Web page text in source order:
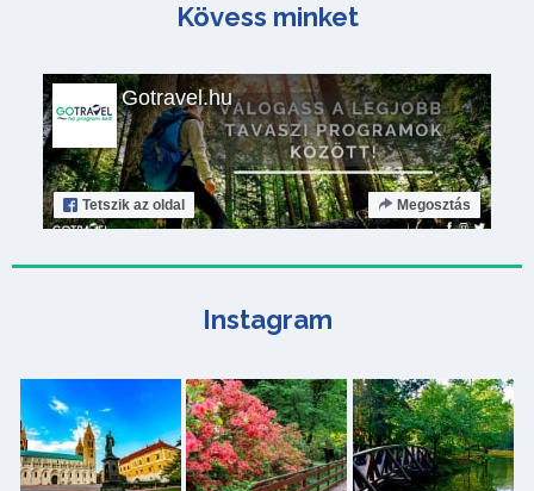
Kövess minket
Gotravel.hu
Tetszik az oldal Megosztás
Instagram